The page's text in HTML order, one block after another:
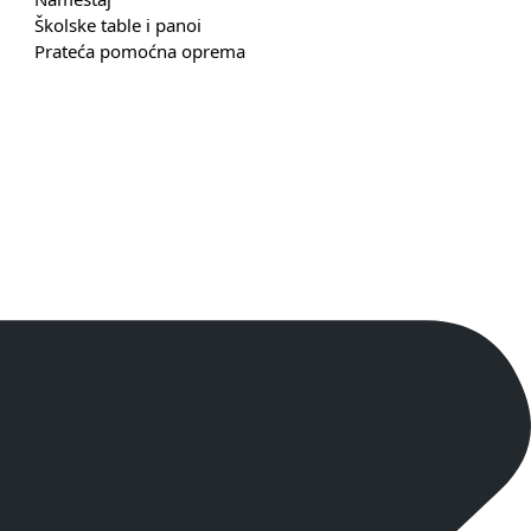
Školske table i panoi
Prateća pomoćna oprema